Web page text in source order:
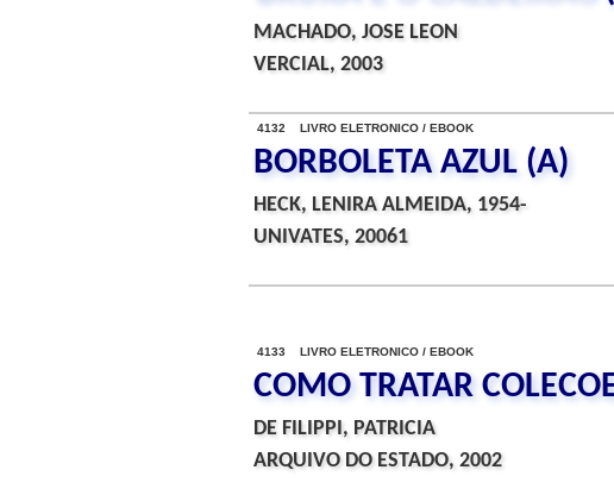
MACHADO, JOSE LEON
VERCIAL, 2003
4132 LIVRO ELETRONICO / EBOOK
BORBOLETA AZUL (A)
HECK, LENIRA ALMEIDA, 1954-
UNIVATES, 20061
4133 LIVRO ELETRONICO / EBOOK
COMO TRATAR
DE FILIPPI, PATRICIA
ARQUIVO DO ESTADO, 2002